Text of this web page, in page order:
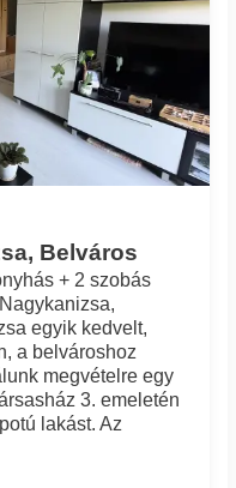
Belváros
+ 2 szobás
egyik kedvelt,
a belvároshoz
megvételre egy
3. emeletén
lakást. Az